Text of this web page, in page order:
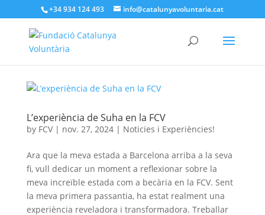
+34 934 124 493 info@catalunyavoluntaria.cat
L’experiència de Suha en la FCV
by FCV| nov. 27, 2024| Noticies i Experiències!
Ara que la meva estada a Barcelona arriba a la seva
fi, vull dedicar un moment a reflexionar sobre la
meva increïble estada com a becària en la FCV. Sent
la meva primera passantia, ha estat realment una
experiència reveladora i transformadora. Treballar